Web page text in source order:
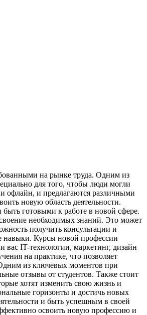
на рынке труда. Одним из
для того, чтобы люди могли
офлайн, и предлагаются различными
новую область деятельности.
готовыми к работе в новой сфере.
необходимых знаний. Это может
получить консультации и
навыки. Курсы новой профессии
вас IT-технологии, маркетинг, дизайн
на практике, что позволяет
из ключевых моментов при
отзывы от студентов. Также стоит
хотят изменить свою жизнь и
горизонты и достичь новых
и быть успешным в своей
освоить новую профессию и